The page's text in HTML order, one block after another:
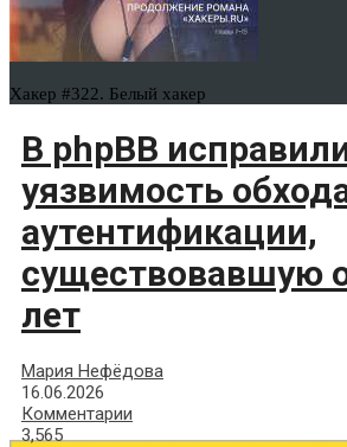
Хакер #322. Белый хакер
В phpBB
уязвимость
аутентификации,
существовавшую
лет
Мария Нефёдова
16.06.2026
Комментарии
3,565